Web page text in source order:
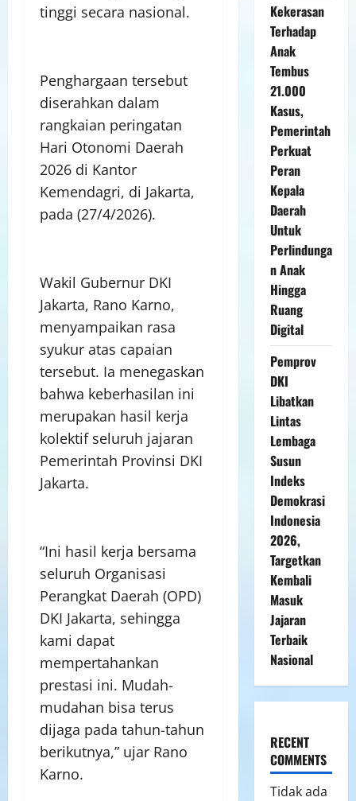
tinggi secara nasional.
Penghargaan tersebut
diserahkan dalam
rangkaian peringatan
Hari Otonomi Daerah
2026 di Kantor
Kemendagri, di Jakarta,
pada (27/4/2026).
Wakil Gubernur DKI
Jakarta, Rano Karno,
menyampaikan rasa
syukur atas capaian
tersebut. Ia menegaskan
bahwa keberhasilan ini
merupakan hasil kerja
kolektif seluruh jajaran
Pemerintah Provinsi DKI
Jakarta.
“Ini hasil kerja bersama
seluruh Organisasi
Perangkat Daerah (OPD)
DKI Jakarta, sehingga
kami dapat
mempertahankan
prestasi ini. Mudah-
mudahan bisa terus
dijaga pada tahun-tahun
berikutnya,” ujar Rano
Karno.
Kekerasan
Terhadap
Anak
Tembus
21.000
Kasus,
Pemerintah
Perkuat
Peran
Kepala
Daerah
Untuk
Perlindunga
n Anak
Hingga
Ruang
Digital
Pemprov
DKI
Libatkan
Lintas
Lembaga
Susun
Indeks
Demokrasi
Indonesia
2026,
Targetkan
Kembali
Masuk
Jajaran
Terbaik
Nasional
RECENT
COMMENTS
Tidak ada